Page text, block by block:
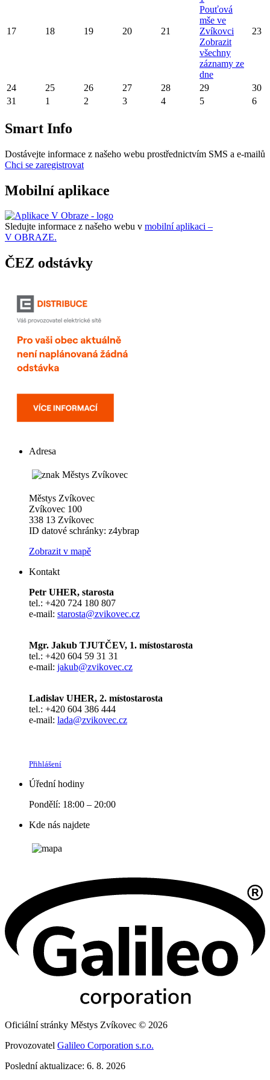
17 18 19 20 21
Pouťová
mše ve
Zvíkovci
Zobrazit
všechny
záznamy ze
dne
23
24 25 26 27 28 29
30
31
1 2 3 4 5 6
Smart Info
Dostávejte informace z našeho webu prostřednictvím SMS a e-mailů
Chci se zaregistrovat
Mobilní aplikace
Sledujte informace z našeho webu v mobilní aplikaci –
V OBRAZE.
ČEZ odstávky
Adresa
Městys Zvíkovec
Zvíkovec 100
338 13 Zvíkovec
ID datové schránky: z4ybrap
Zobrazit v mapě
Kontakt
Petr UHER, starosta
tel.: +420 724 180 807
e-mail: starosta@zvikovec.cz
Mgr. Jakub TJUTČEV, 1. místostarosta
tel.: +420 604 59 31 31
e-mail: jakub@zvikovec.cz
Ladislav UHER, 2. místostarosta
tel.: +420 604 386 444
e-mail: lada@zvikovec.cz
Přihlášení
Úřední hodiny
Pondělí: 18:00 – 20:00
Kde nás najdete
Oficiální stránky Městys Zvíkovec © 2026
Provozovatel Galileo Corporation s.r.o.
Poslední aktualizace: 6. 8. 2026